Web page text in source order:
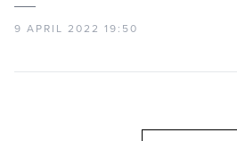
9 APRIL 2022 19:50